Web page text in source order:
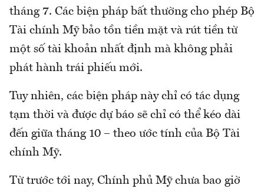
tháng 7. Các biện pháp bất thường cho phép Bộ
Tài chính Mỹ bảo tồn tiền mặt và rút tiền từ
một số tài khoản nhất định mà không phải
phát hành trái phiếu mới.
Tuy nhiên, các biện pháp này chỉ có tác dụng
tạm thời và được dự báo sẽ chỉ có thể kéo dài
đến giữa tháng 10 – theo ước tính của Bộ Tài
chính Mỹ.
Từ trước tới nay, Chính phủ Mỹ chưa bao giờ